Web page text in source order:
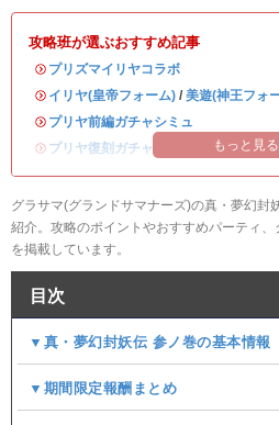
攻略班が選ぶおすすめ記事
・ プリズマイリヤコラボ
・ イリヤ(皇帝フォーム) / 美遊(神王フォ
・ プリヤ前編ガチャシミュ
・ プリヤ復刻ガチャシミュ もっと見る
グラサマ(グランドサマナーズ)の真・夢幻封
紹介。攻略のポイントやおすすめパーティ
を掲載しています。
目次
▼真・夢幻封妖伝 参ノ巻の基本情報
▼期間限定報酬まとめ